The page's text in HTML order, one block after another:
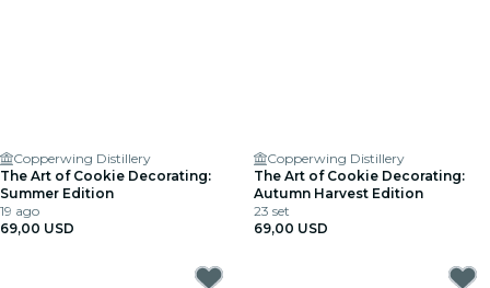
Copperwing Distillery
The Art of Cookie Decorating:
Summer Edition
19 ago
69,00 USD
Copperwing Distillery
The Art of Cookie Decorating:
Autumn Harvest Edition
23 set
69,00 USD